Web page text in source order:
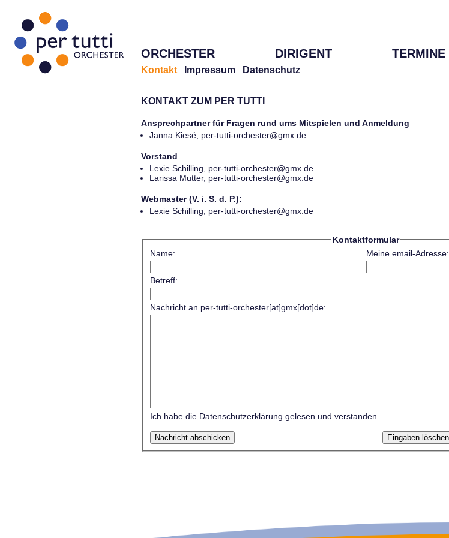
ORCHESTER DIRIGENT TERMINE
Kontakt Impressum Datenschutz
KONTAKT ZUM PER TUTTI
Ansprechpartner für Fragen rund ums Mitspielen und Anmeldung
Janna Kiesé, per-tutti-orchester@gmx.de
Vorstand
Lexie Schilling, per-tutti-orchester@gmx.de
Larissa Mutter, per-tutti-orchester@gmx.de
Webmaster (V. i. S. d. P.):
Lexie Schilling, per-tutti-orchester@gmx.de
Kontaktformular
Name:
Meine email-Adresse:
Betreff:
Nachricht an per-tutti-orchester[at]gmx[dot]de:
Ich habe die Datenschutzerklärung gelesen und verstanden.